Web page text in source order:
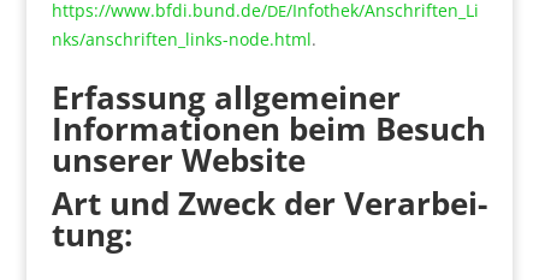
https://www.bfdi.bund.de/DE/Infothek/Anschriften_Li
nks/anschriften_links-node.html.
Erfas­sung all­ge­mei­ner
Infor­ma­tio­nen beim Besuch
unse­rer Web­site
Art und Zweck der Ver­ar­bei­
tung: